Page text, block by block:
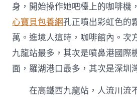
身，開始操作她吧檯上的咖啡機
心寶貝包養網孔正噴出彩虹色的
萬。進境人這時，咖啡館內。次
九龍站最多，其次是噴鼻港國際
面，羅湖港口最多，其次是深圳
在高鐵西九龍站，人流川流